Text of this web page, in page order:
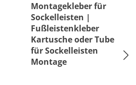
Montagekleber für
Sockelleisten |
Fußleistenkleber
Kartusche oder Tube
für Sockelleisten
Montage